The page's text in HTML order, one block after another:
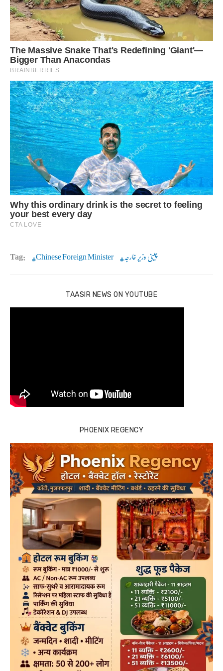
Tag: Chinese Foreign Minister چینی وزیر خارجہ
TAASIR NEWS ON YOUTUBE
PHOENIX REGENCY